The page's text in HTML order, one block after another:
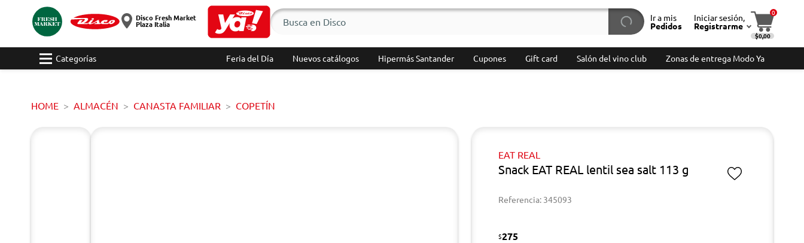
Disco Fresh Market
Plaza Italia
Ir a mis
Pedidos
Iniciar sesión,
Registrarme
0
$0,00
Categorías Feria del Día Nuevos catálogos Hipermás Santander Cupones Gift card Salón del vino club Zonas de entrega Modo Ya
HOME ALMACÉN CANASTA FAMILIAR COPETÍN
EAT REAL
Snack EAT REAL lentil sea salt 113 g
Referencia: 345093
$275